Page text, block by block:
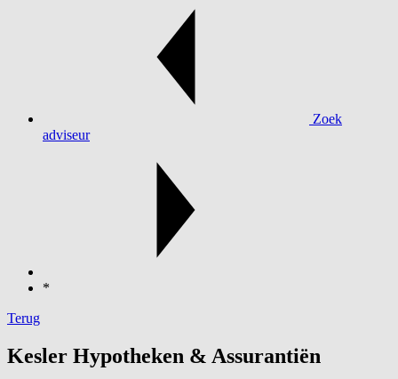
Zoek
adviseur
*
Terug
Kesler Hypotheken & Assurantiën